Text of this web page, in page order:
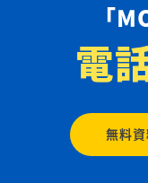
「
電
無料